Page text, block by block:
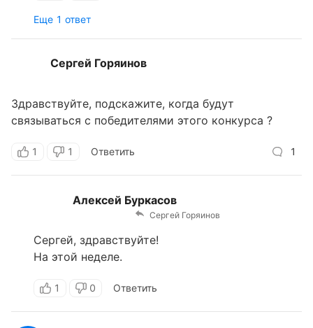
Еще 1 ответ
Сергей Горяинов
Здравствуйте, подскажите, когда будут
связываться с победителями этого конкурса ?
1 1 Ответить 1
Алексей Буркасов
Сергей Горяинов
Сергей, здравствуйте!
На этой неделе.
1 0 Ответить